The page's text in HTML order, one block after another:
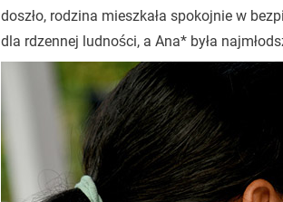
doszło, rodzina mieszkała spokojnie w
dla rdzennej ludności, a Ana* była